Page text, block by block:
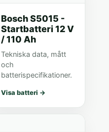
Bosch S5015 -
Startbatteri 12 V
/ 110 Ah
Tekniska data, mått
och
batterispecifikationer.
Visa batteri →